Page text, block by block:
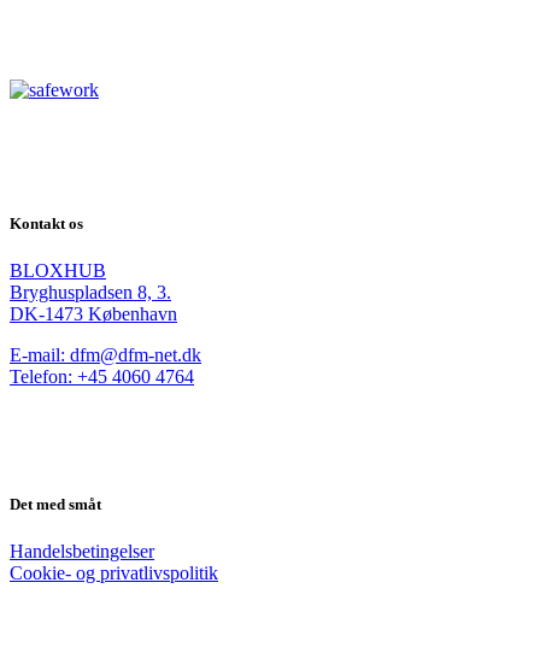
Kontakt os
BLOXHUB
Bryghuspladsen 8, 3.
DK-1473 København
E-mail: dfm@dfm-net.dk
Telefon: +45 4060 4764
Det med småt
Handelsbetingelser
Cookie- og privatlivspolitik